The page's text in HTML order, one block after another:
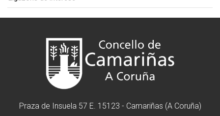
Praza de Insuela 57 E. 15123 - Camariñas (A Coruña)